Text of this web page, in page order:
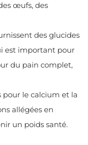
œufs, des
des glucides
est important pour
du pain complet,
pour le calcium et la
allégées en
un poids santé.